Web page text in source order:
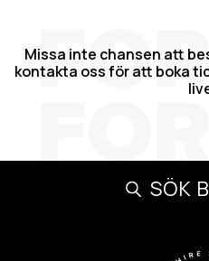
Missa inte chansen att
kontakta oss för att boka
SÖK